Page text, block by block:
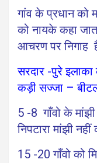
गांव के प्रधान को
को नायके कहा
आचरण पर निगाह
सरदार -पुरे इलाका
कड़ी सज्जा –
5 -8 गाँवो के
निपटारा मांझी
15 -20 गाँवो को